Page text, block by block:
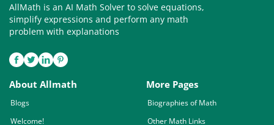
AllMath is an AI Math Solver to solve equations,
simplify expressions and perform any math
problem with explanations
About Allmath
Blogs
Welcome!
More Pages
Biographies of Math
Other Math Links